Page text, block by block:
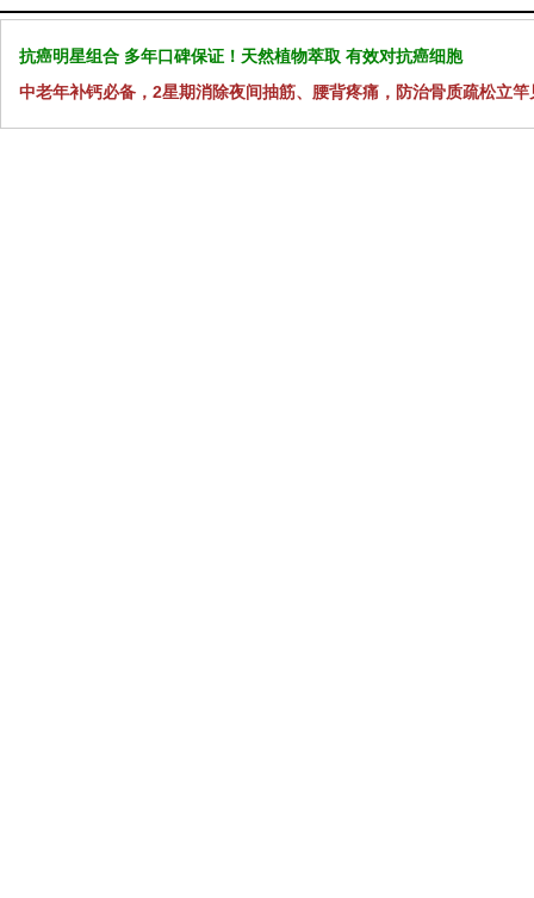
抗癌明星组合 多年口碑保证！天然植物萃取 有效对抗癌细胞
中老年补钙必备，2星期消除夜间抽筋、腰背疼痛，防治骨质疏松立竿